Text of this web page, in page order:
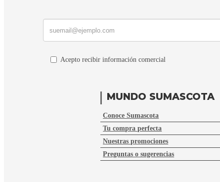
Acepto recibir información comercial
MUNDO SUMASCOTA
Conoce Sumascota
Tu compra perfecta
Nuestras promociones
Preguntas o sugerencias